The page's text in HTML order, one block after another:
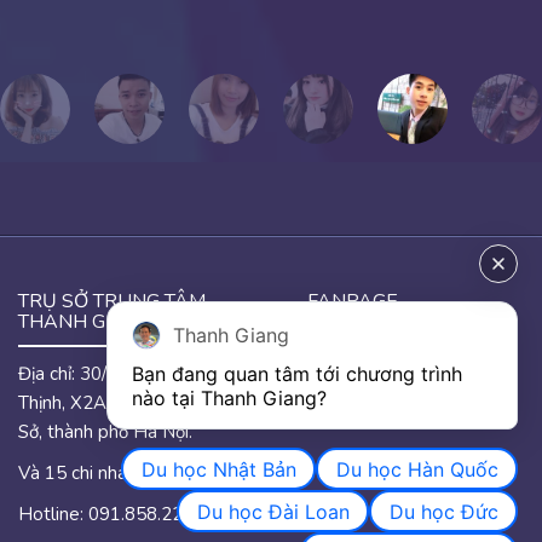
TRỤ SỞ TRUNG TÂM
THANH GIANG
Địa chỉ: 30/46 đường Hưng
Thịnh, X2A, phường Yên
Sở, thành phố Hà Nội.
Và 15 chi nhánh trên quốc.
Hotline: 091.858.2233
FANPAGE
GOOGLE MAP
Thanh Giang
Bạn đang quan tâm tới chương trình
nào tại Thanh Giang?
Du học Nhật Bản
Du học Hàn Quốc
Du học Đài Loan
Du học Đức